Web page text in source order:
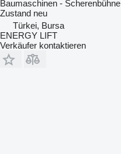
Baumaschinen - Scherenbühne
Zustand neu
Türkei, Bursa
ENERGY LIFT
Verkäufer kontaktieren